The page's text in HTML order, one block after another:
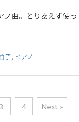
曲。とりあえず使っ
子, ピアノ
3 4 Next »